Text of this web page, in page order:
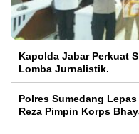
Kapolda Jabar Perkuat
Lomba Jurnalistik.
Polres Sumedang
Reza Pimpin Korps